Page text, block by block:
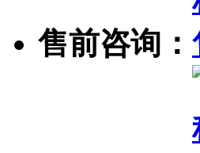
售前咨询：